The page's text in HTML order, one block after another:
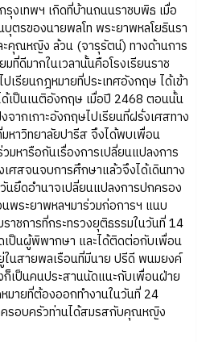
ทพฯ เกิดที่บ้านถนนราชบพิธ เมื่อ
ตรของนายพลโท พระยาพหลโยธินรา
คุณหญิง ล้วน (จารุรัตน์) ทางด้านการ
ที่ดีมากในเวลานั้นคือโรงเรียนราช
เรียนกฎหมายที่ประเทศอังกฤษ ได้เข้า
เป็นเนติอังกฤษ เมื่อปี 2468 ตอนนั้น
ากเกาะอังกฤษไปเรียนที่ฝรั่งเศสทาง
หาวิทยาลัยปารีส จึงได้พบเพื่อน
มหารือกันเรื่องการเปลี่ยนแปลงการ
ศสจนจบการศึกษาแล้วจึงได้เดินทาง
ยึดอำนาจเปลี่ยนแปลงการปกครอง
พระยาพหลฯมาร่วมก่อการฯ แนบ
าชการที่กระทรวงยุติธรรมในวันที่ 14
ป็นผู้พิพากษา และได้ติดต่อกับเพื่อน
นสายพลเรือนที่มีนาย ปรีดี พนมยงค์
ก็เป็นคนประสานนัดแนะกับเพื่อนฝ่าย
มายที่ต้องออกทำงานในวันที่ 24
รอบครัวท่านได้สมรสกับคุณหญิง